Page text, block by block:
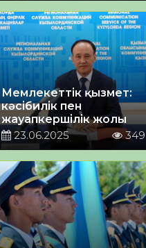
Мемлекеттік қызмет:
кәсібилік пен
жауапкершілік жолы
23.06.2025
349